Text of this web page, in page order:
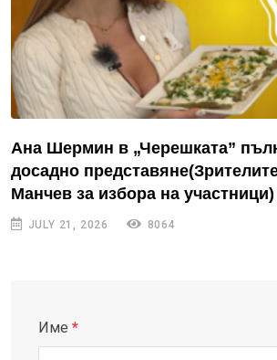
Ана Шермин в „Черешката”
досадно
Манчев за избора на участници)
JULY 21, 2026 8064
Име *